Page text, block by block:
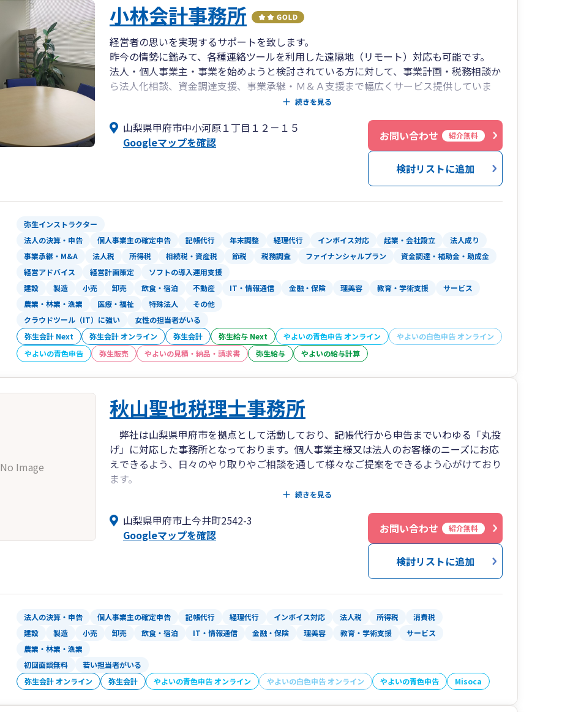
小林会計事務所
経営者の思いを実現するサポートを致します。
昨今の情勢に鑑みて、各種連絡ツールを利用した遠隔地（リモート）対応も可能です。
法人・個人事業主・事業を始めようと検討されている方に対して、事業計画・税務相談か
ら法人化相談、資金調達支援、事業承継・Ｍ＆Ａ支援まで幅広くサービス提供していま
にサポートします。
続きを見る
山梨県甲府市中小河原１丁目１２－１５
Googleマップを確認
お問い合わせ 紹介無料
検討リストに追加
弥生インストラクター
法人の決算・申告 個人事業主の確定申告 記帳代行 年末調整 経理代行 インボイス対応 起業・会社設立
法人成り
事業承継・M&A
法人税 所得税 相続税・資産税 節税 税務調査 ファイナンシャルプラン
資金調達・補助金・助成金
経営アドバイス
経営計画策定 ソフトの導入運用支援
建設 製造 小売 卸売 飲食・宿泊 不動産 IT・情報通信 金融・保険 理美容 教育・学術支援
サービス
農業・林業・漁業
医療・福祉 特殊法人 その他
クラウドツール（IT）に強い 女性の担当者がいる
弥生会計 Next 弥生会計 オンライン 弥生会計 弥生給与 Next やよいの青色申告 オンライン
やよいの白色申告 オンライン
やよいの青色申告
弥生販売 やよいの見積・納品・請求書 弥生給与 やよいの給与計算
No Image
秋山聖也税理士事務所
弊社は山梨県甲府市を拠点として活動しており、記帳代行から申告までいわゆる「丸投
げ」に対応した事務所となっております。個人事業主様又は法人のお客様のニーズにお応
えできるよう、日々のやり取りやご相談を通して様々なご提案をできるよう心がけており
ます。
理や税金に関してお悩みの際は、お気軽にご相談ください。
続きを見る
山梨県甲府市上今井町2542-3
Googleマップを確認
お問い合わせ 紹介無料
検討リストに追加
法人の決算・申告 個人事業主の確定申告 記帳代行 経理代行 インボイス対応 法人税 所得税 消費税
建設 製造 小売 卸売 飲食・宿泊 IT・情報通信 金融・保険 理美容 教育・学術支援
サービス
農業・林業・漁業
初回面談無料 若い担当者がいる
弥生会計 オンライン 弥生会計 やよいの青色申告 オンライン やよいの白色申告 オンライン やよいの青色申告 Misoca